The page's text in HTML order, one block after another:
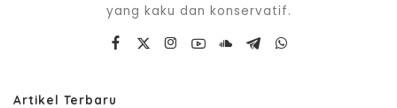
yang kaku dan konservatif.
Artikel Terbaru